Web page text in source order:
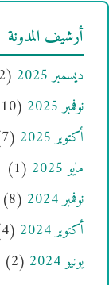
أرشيف المدونة
ديسمبر 2025
(132)
نوفمبر 2025
(10)
أكتوبر 2025
(7)
مايو 2025
(1)
نوفمبر 2024
(8)
أكتوبر 2024
(4)
يونيو 2024
(2)